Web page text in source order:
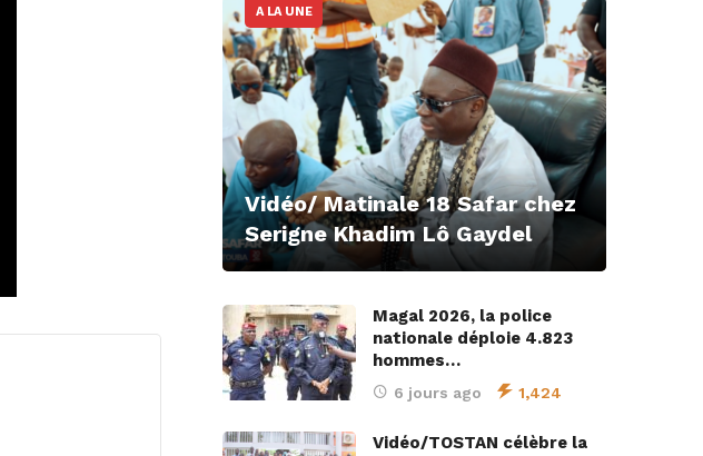
A LA UNE
Vidéo/ Matinale 18 Safar chez
Serigne Khadim Lô Gaydel
Magal 2026, la police
nationale déploie 4.823
hommes…
6 jours ago 1,424
Vidéo/TOSTAN célèbre la